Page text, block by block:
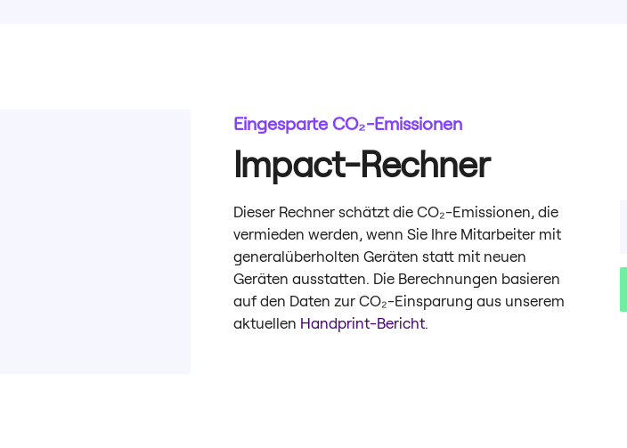
Eingesparte CO₂-Emissionen
Impact-Rechner
Dieser Rechner schätzt die CO₂-Emissionen, die
vermieden werden, wenn Sie Ihre Mitarbeiter mit
generalüberholten Geräten statt mit neuen
Geräten ausstatten. Die Berechnungen basieren
auf den Daten zur CO₂-Einsparung aus unserem
aktuellen Handprint-Bericht.